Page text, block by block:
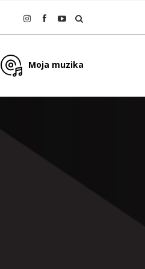
Moja muzika